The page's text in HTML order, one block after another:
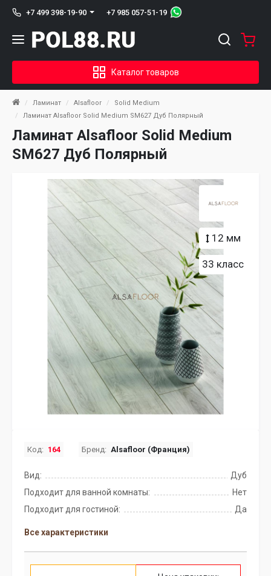
+7 499 398-19-90 +7 985 057-51-19
Каталог товаров
Ламинат Alsafloor
Solid Medium
Ламинат Alsafloor Solid Medium SM627 Дуб Полярный
Ламинат Alsafloor Solid Medium
SM627 Дуб Полярный
12 мм
33 класс
Код: 164 Бренд: Alsafloor (Франция)
Вид:
Дуб
Подходит для ванной комнаты:
Нет
Подходит для гостиной:
Да
Все характеристики